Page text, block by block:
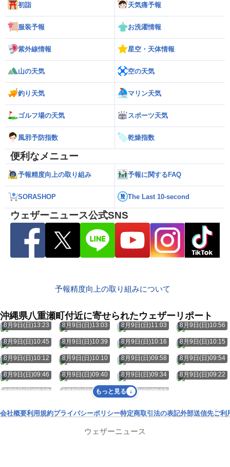
初詣 天気痛予報
服装予報 お洗濯情報
紫外線情報 星空・天体情報
山の天気 空の天気
釣り天気 マリン天気
ゴルフ場の天気 スポーツ天気
風邪予防指数 乾燥指数
便利なメニュー
予報精度向上の取り組み 予報に関するFAQ
SORASHOP The Last 10-second
ウェザーニュース公式SNS
予報精度向上の取り組みについて
沖縄県八重瀬町付近に寄せられたウェザーリポート
8月9日(日)13:23 8月9日(日)13:03 8月9日(日)11:03 8月9日(日)10:56
8月9日(日)10:45 8月9日(日)10:39 8月9日(日)10:16 8月9日(日)10:15
8月9日(日)10:12 8月9日(日)10:10 8月9日(日)09:58 8月9日(日)09:54
8月9日(日)09:46 8月9日(日)09:40 8月9日(日)09:34 8月9日(日)09:22
8月9日(日)09:19 8月9日(日)09:18 8月9日(日)09:17
もっと見る
会社概要利用規約プライバシーポリシー特定商取引法の表記外部送信先ご利
ウェザーニュース